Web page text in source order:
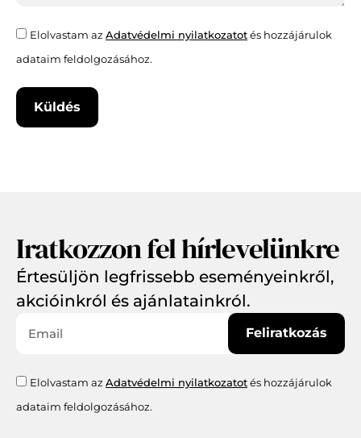
Elolvastam az Adatvédelmi nyilatkozatotés hozzájárulok
adataim feldolgozásához.
Küldés
Iratkozzon fel hírlevelünkre
Értesüljön legfrissebb eseményeinkről,
akcióinkról és ajánlatainkról.
Elolvastam az Adatvédelmi nyilatkozatotés hozzájárulok
adataim feldolgozásához.
Feliratkozás